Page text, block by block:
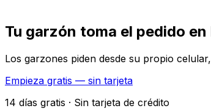
Tu garzón toma el pedido
Los garzones piden desde su propio
Empieza gratis — sin tarjeta
14 días gratis · Sin tarjeta de crédito